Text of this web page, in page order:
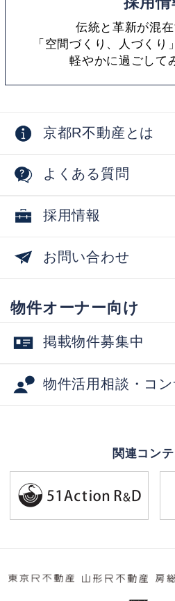
伝統と革新が混
「空間づくり、人づくり
軽やかに過ごして
京都R不動産とは
よくある質問
採用情報
お問い合わせ
物件オーナー向け
掲載物件募集中
物件活用相談・コ
関連コン